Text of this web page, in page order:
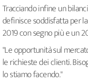
Tracciando infine un
definisce soddisfatta per
2019 con segno più e un
"Le opportunità sul
le richieste dei clienti.
lo stiamo facendo."